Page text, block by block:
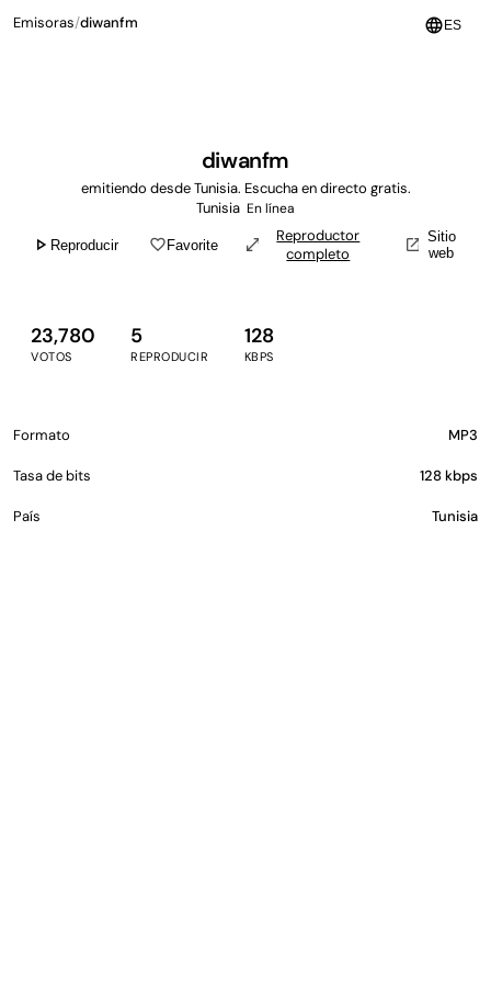
language ES
Emisoras/diwanfm
diwanfm
emitiendo desde Tunisia. Escucha en directo gratis.
Tunisia En línea
play_arrow Reproducir favorite_borderFavorite open_in_full
Reproductor
completo
open_in_new Sitio
web
23,780
VOTOS
5
REPRODUCIR
128
KBPS
Formato MP3
Tasa de bits 128 kbps
País Tunisia